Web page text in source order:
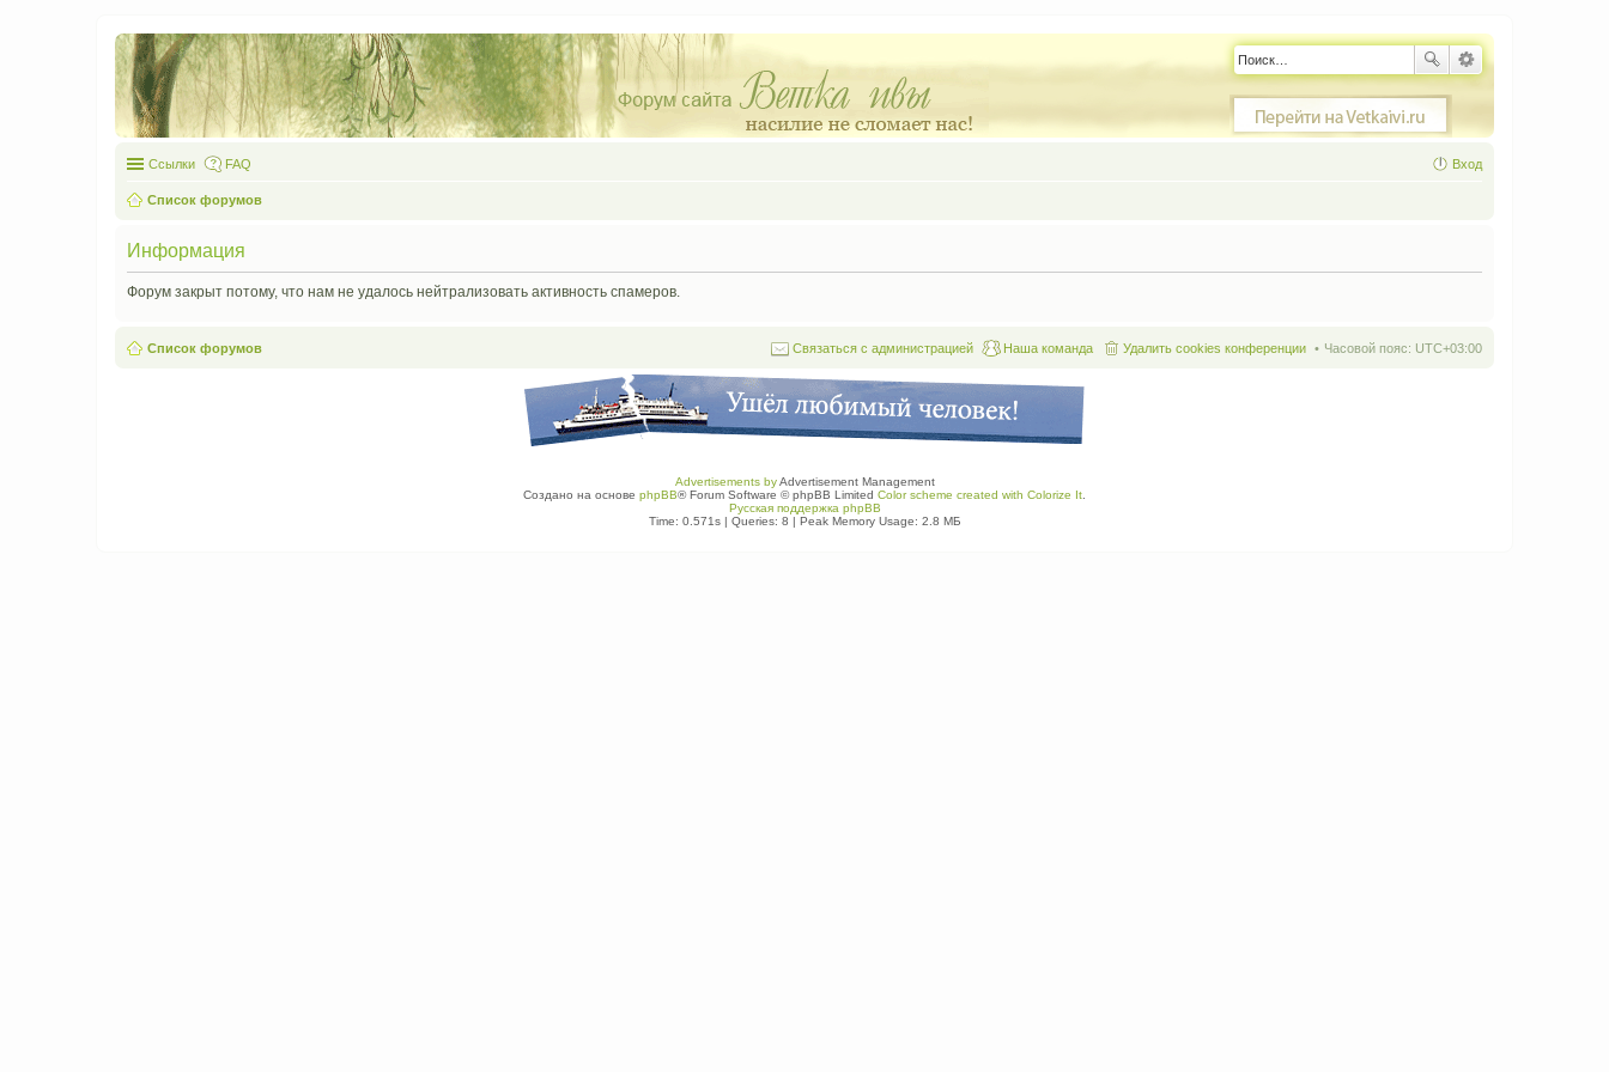
Ссылки FAQ Вход
Список форумов
Информация
Форум закрыт потому, что нам не удалось нейтрализовать активность спамеров.
Список форумов Часовой пояс: UTC+03:00
Удалить cookies конференции
Наша команда
Связаться с администрацией
Advertisements byAdvertisement Management
Создано на основе phpBB® Forum Software © phpBB Limited Color scheme created with Colorize It
Русская поддержка phpBB
Time: 0.571s| Queries: 8 | Peak Memory Usage: 2.8 МБ